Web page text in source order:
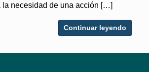
la necesidad de una acción […]
Continuar leyendo